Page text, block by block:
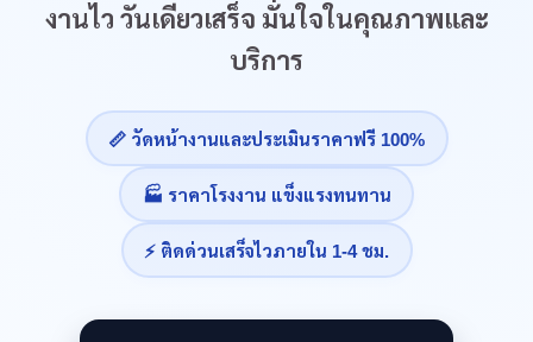
งานไว วันเดียวเสร็จ มั่นใจในคุณภาพและ
บริการ
📏 วัดหน้างานและประเมินราคาฟรี 100%
🏭 ราคาโรงงาน แข็งแรงทนทาน
⚡ ติดด่วนเสร็จไวภายใน 1-4 ชม.